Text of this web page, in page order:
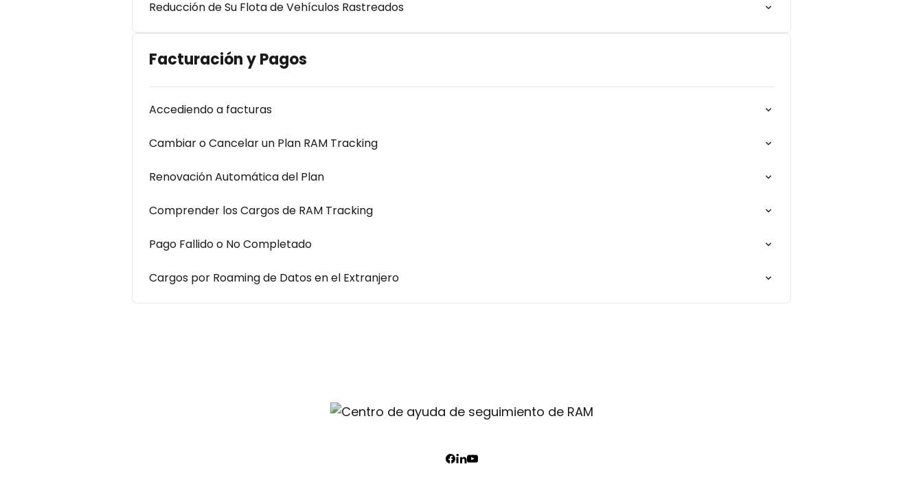
Reducción de Su Flota de Vehículos Rastreados
Facturación y Pagos
Accediendo a facturas
Cambiar o Cancelar un Plan RAM Tracking
Renovación Automática del Plan
Comprender los Cargos de RAM Tracking
Pago Fallido o No Completado
Cargos por Roaming de Datos en el Extranjero